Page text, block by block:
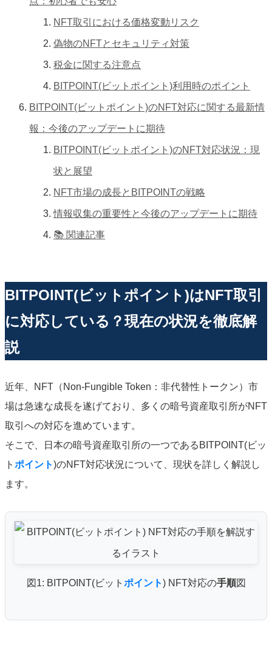
NFT取引における価格変動リスク
偽物のNFTとセキュリティ対策
税金に関する注意点
BITPOINT(ビットポイント)利用時のポイント
BITPOINT(ビットポイント)のNFT対応に関する最新情
報：今後のアップデートに期待
BITPOINT(ビットポイント)のNFT対応状況：現
状と展望
NFT市場の成長とBITPOINTの戦略
情報収集の重要性と今後のアップデートに期待
📚 関連記事
BITPOINT(ビットポイント)はNFT取引
に対応している？現在の状況を徹底解
説
近年、NFT（Non-Fungible Token：非代替性トークン）市
場は急速な成長を遂げており、多くの暗号資産取引所がNFT
取引への対応を進めています。
そこで、日本の暗号資産取引所の一つであるBITPOINT(ビッ
ト ポイント)のNFT対応状況について、現状を詳しく解説し
ます。
図1: BITPOINT(ビット ポイント) NFT対応の手順図